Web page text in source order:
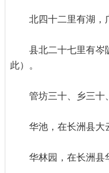
北四十二里有湖，
县北二十七里有岑
此）。
管坊三十、乡三十
华池，在长洲县大
华林园，在长洲县